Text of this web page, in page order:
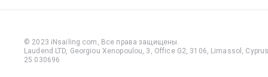
© 2023 iNsailing.com, Все права защищены.
Laudend LTD, Georgiou Xenopoulou, 3, Office G2, 3106, Limassol,
25 030696